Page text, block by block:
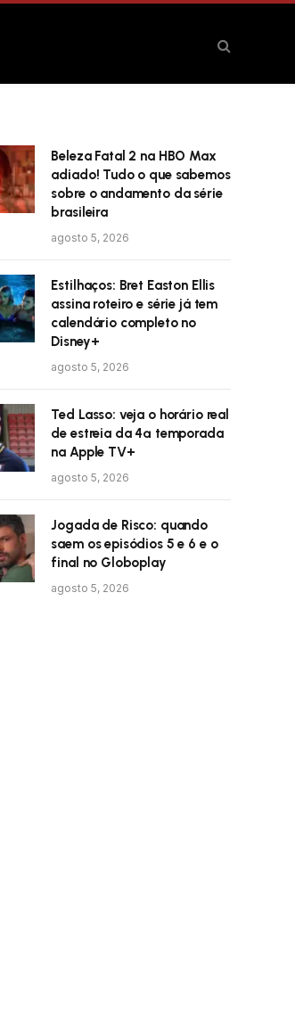
Beleza Fatal 2 na HBO Max
adiado! Tudo o que sabemos
sobre o andamento da série
brasileira
agosto 5, 2026
Estilhaços: Bret Easton Ellis
assina roteiro e série já tem
calendário completo no
Disney+
agosto 5, 2026
Ted Lasso: veja o horário real
de estreia da 4ª temporada
na Apple TV+
agosto 5, 2026
Jogada de Risco: quando
saem os episódios 5 e 6 e o
final no Globoplay
agosto 5, 2026